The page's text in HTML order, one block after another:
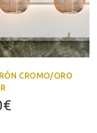
CROMO/ORO
€